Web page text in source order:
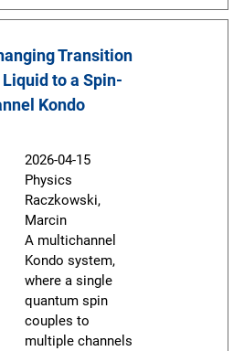
Transition
to a Spin-
Kondo
2026-04-15
Physics
Raczkowski,
Marcin
A multichannel
Kondo system,
where a single
quantum spin
couples to
multiple channels